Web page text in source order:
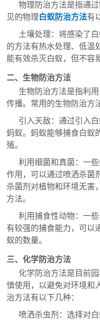
物理防治方法是指通过
见的物理白蚁防治方法有
土壤处理：将感染了白
的方法有热水处理、低温
能有效杀灭白蚁，但不容
二、生物防治方法
生物防治方法是指利用
传播。常用的生物防治方
引入天敌：通过引入白
蚂蚁。蚂蚁能够捕食白蚁
殖。
利用细菌和真菌：一些
作用，可以通过喷洒杀菌
杀菌剂对植物和环境无害
方法。
利用捕食性动物：一些
有较强的捕食能力，可以
蚁的数量。
三、化学防治方法
化学防治方法是目前园
慎使用，以避免对环境和
治方法有以下几种：
喷洒杀虫剂：选择对白